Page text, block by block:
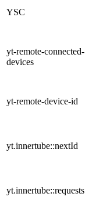
YSC
yt-remote-connected-
devices
yt-remote-device-id
yt.innertube::nextId
yt.innertube::requests